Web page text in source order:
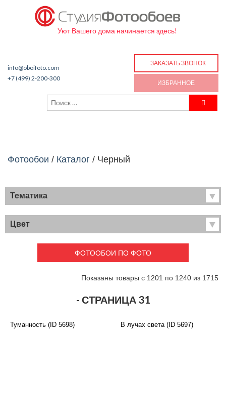
Уют Вашего дома начинается здесь!
info@oboifoto.com
+7 (499) 2-200-300
ЗАКАЗАТЬ ЗВОНОК
ИЗБРАННОЕ
Фотообои / Каталог / Черный
Тематика
Хиты продаж
Фрески
Детские
Карты
Перспектива
Города
Живопись
Животный мир
Еда и напитки
Архитектура
Цвет
ФОТООБОИ ПО ФОТО
Показаны товары с 1201 по 1240 из 1715
- СТРАНИЦА 31
Туманность (ID 5698) В лучах света (ID 5697)